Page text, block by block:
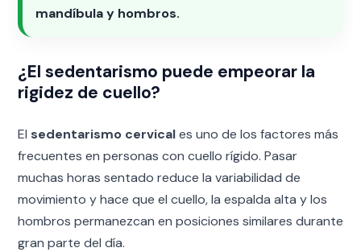
mandíbula y hombros.
¿El sedentarismo puede empeorar la
rigidez de cuello?
El sedentarismo cervicales uno de los factores más
frecuentes en personas con cuello rígido. Pasar
muchas horas sentado reduce la variabilidad de
movimiento y hace que el cuello, la espalda alta y los
hombros permanezcan en posiciones similares durante
gran parte del día.